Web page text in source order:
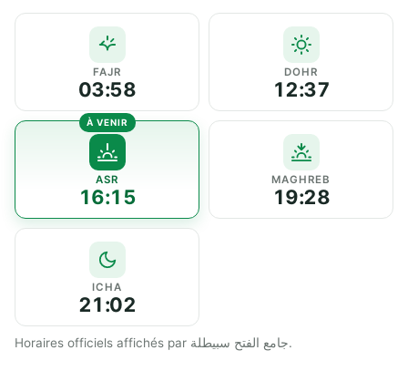
FAJR
03:58
DOHR
12:37
ASR
16:15
MAGHREB
19:28
ICHA
21:02
Horaires officiels affichés par جامع الفتح سبيطلة.